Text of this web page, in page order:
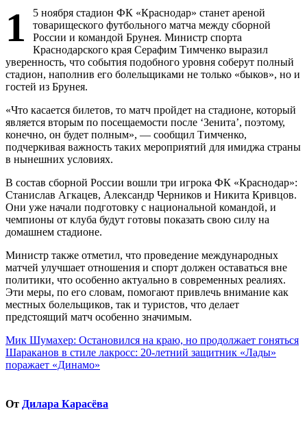
1
5 ноября стадион ФК «Краснодар» станет ареной
товарищеского футбольного матча между сборной
России и командой Брунея. Министр спорта
Краснодарского края Серафим Тимченко выразил
уверенность, что события подобного уровня соберут полный
стадион, наполнив его болельщиками не только «быков», но и
гостей из Брунея.
«Что касается билетов, то матч пройдет на стадионе, который
является вторым по посещаемости после ‘Зенита’, поэтому,
конечно, он будет полным», — сообщил Тимченко,
подчеркивая важность таких мероприятий для имиджа страны
в нынешних условиях.
В состав сборной России вошли три игрока ФК «Краснодар»:
Станислав Агкацев, Александр Черников и Никита Кривцов.
Они уже начали подготовку с национальной командой, и
чемпионы от клуба будут готовы показать свою силу на
домашнем стадионе.
Министр также отметил, что проведение международных
матчей улучшает отношения и спорт должен оставаться вне
политики, что особенно актуально в современных реалиях.
Эти меры, по его словам, помогают привлечь внимание как
местных болельщиков, так и туристов, что делает
предстоящий матч особенно значимым.
Навигация
по
Мик Шумахер: Остановился на краю, но продолжает гоняться
Шараканов в стиле лакросс: 20-летний защитник «Лады»
поражает «Динамо»
От Дилара Карасёва